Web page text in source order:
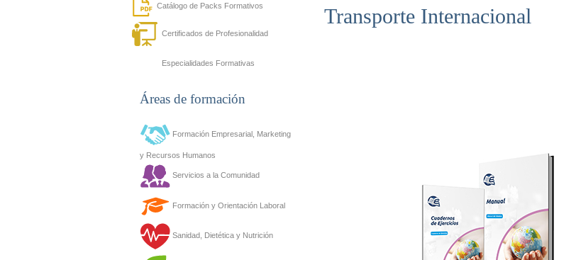
Catálogo de Packs Formativos
Certificados de Profesionalidad
Especialidades Formativas
Áreas de formación
Formación Empresarial, Marketing
y Recursos Humanos
Servicios a la Comunidad
Formación y Orientación Laboral
Sanidad, Dietética y Nutrición
Transporte Internacional